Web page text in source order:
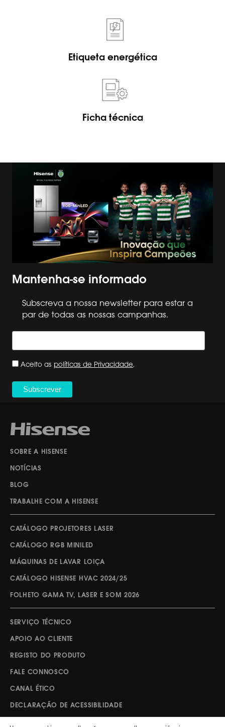
Etiqueta energética
Ficha técnica
Mantenha-se informado
Subscreva a nossa newsletter para estar a
par de todas as nossas campanhas.
Aceito as políticas de Privacidade.
SOBRE A HISENSE
NOTÍCIAS
BLOG
TRABALHE COM A HISENSE
CATÁLOGO PROJETORES LASER
CATÁLOGO RGB MINILED
MÁQUINAS DE LAVAR LOIÇA
CATÁLOGO HISENSE HVAC 2024/25
FOLHETO GAMA TV, LASER E SOM 2026
SERVIÇO TÉCNICO
APOIO AO CLIENTE
REGISTO DO PRODUTO
FALE CONNOSCO
CANAL ÉTICO
DECLARAÇÃO DE ACESSIBILIDADE